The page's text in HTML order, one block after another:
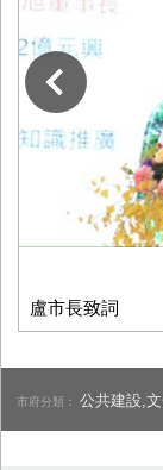
盧市長致詞
市府分類：公共建設,